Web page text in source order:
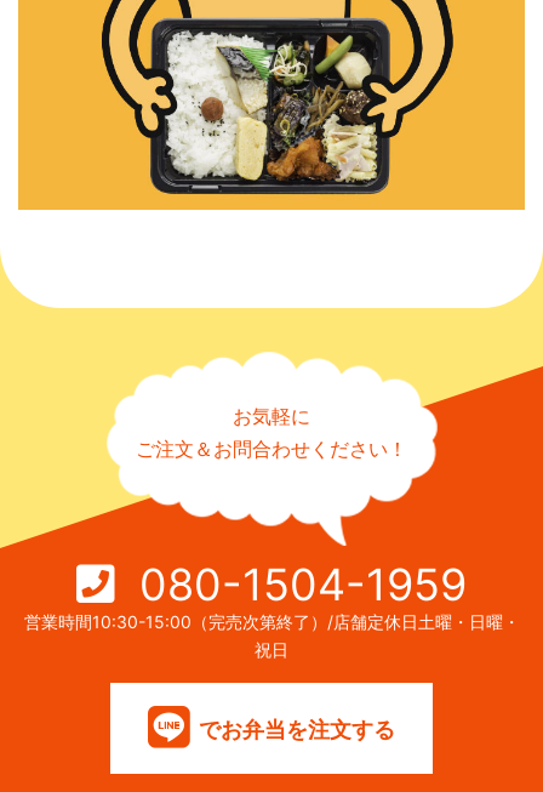
お気軽に
ご注文＆お問合わせください！
080-1504-1959
営業時間10:30-15:00（完売次第終了）/店舗定休日土曜・日曜・
祝日
でお弁当を注文する